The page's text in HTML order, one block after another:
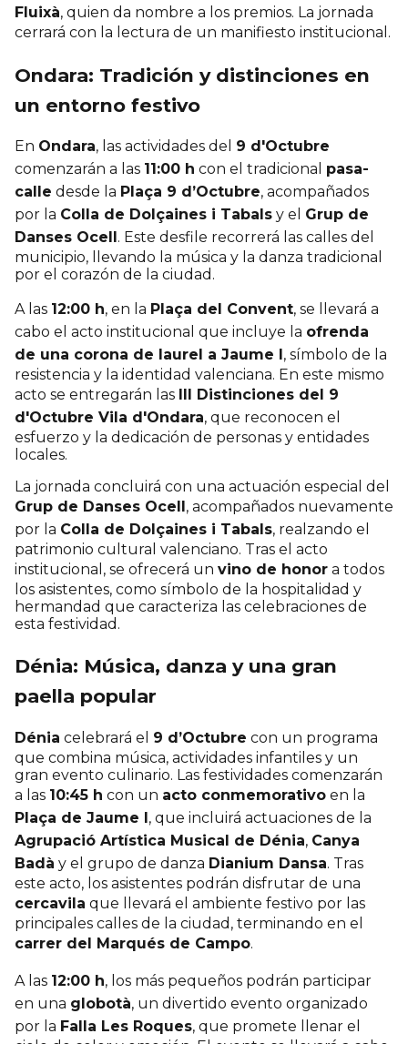
Fluixà, quien da nombre a los premios. La jornada
cerrará con la lectura de un manifiesto institucional.
Ondara: Tradición y distinciones en
un entorno festivo
En Ondara, las actividades del 9 d'Octubre
comenzarán a las 11:00 h con el tradicional pasa-
calle desde la Plaça 9 d’Octubre, acompañados
por la Colla de Dolçaines i Tabals y el Grup de
Danses Ocell. Este desfile recorrerá las calles del
municipio, llevando la música y la danza tradicional
por el corazón de la ciudad.
A las 12:00 h, en la Plaça del Convent, se llevará a
cabo el acto institucional que incluye la ofrenda
de una corona de laurel a Jaume I, símbolo de la
resistencia y la identidad valenciana. En este mismo
acto se entregarán las III Distinciones del 9
d'Octubre Vila d'Ondara, que reconocen el
esfuerzo y la dedicación de personas y entidades
locales.
La jornada concluirá con una actuación especial del
Grup de Danses Ocell, acompañados nuevamente
por la Colla de Dolçaines i Tabals, realzando el
patrimonio cultural valenciano. Tras el acto
institucional, se ofrecerá un vino de honor a todos
los asistentes, como símbolo de la hospitalidad y
hermandad que caracteriza las celebraciones de
esta festividad.
Dénia: Música, danza y una gran
paella popular
Dénia celebrará el 9 d’Octubre con un programa
que combina música, actividades infantiles y un
gran evento culinario. Las festividades comenzarán
a las 10:45 h con un acto conmemorativo en la
Plaça de Jaume I, que incluirá actuaciones de la
Agrupació Artística Musical de Dénia, Canya
Badà y el grupo de danza Dianium Dansa. Tras
este acto, los asistentes podrán disfrutar de una
cercavila que llevará el ambiente festivo por las
principales calles de la ciudad, terminando en el
carrer del Marqués de Campo.
A las 12:00 h, los más pequeños podrán participar
en una globotà, un divertido evento organizado
por la Falla Les Roques, que promete llenar el